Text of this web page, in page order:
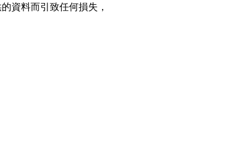
資料而引致任何損失，